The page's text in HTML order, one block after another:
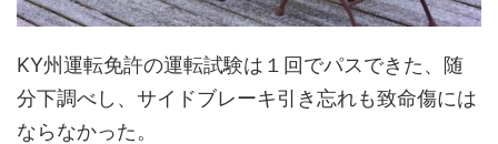
KY州運転免許の運転試験は１回でパスできた、随
分下調べし、サイドブレーキ引き忘れも致命傷には
ならなかった。